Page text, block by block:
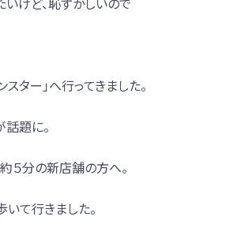
ター」へ行ってきました。
題に。
５分の新店舗の方へ。
て行きました。